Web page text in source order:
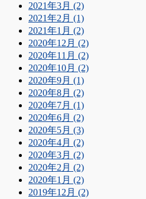
2021年3月 (2)
2021年2月 (1)
2021年1月 (2)
2020年12月 (2)
2020年11月 (2)
2020年10月 (2)
2020年9月 (1)
2020年8月 (2)
2020年7月 (1)
2020年6月 (2)
2020年5月 (3)
2020年4月 (2)
2020年3月 (2)
2020年2月 (2)
2020年1月 (2)
2019年12月 (2)